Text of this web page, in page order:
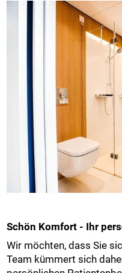
Schön Komfort - Ihr
Wir möchten, dass Sie
Team kümmert sich